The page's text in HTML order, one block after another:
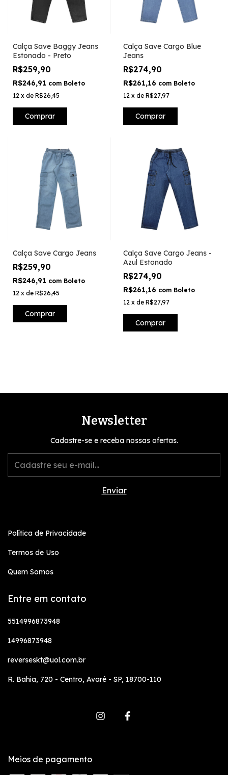
Calça Save Baggy Jeans
Estonado - Preto
R$259,90
R$246,91 com Boleto
12 x de R$26,45
Comprar
Calça Save Cargo Blue
Jeans
R$274,90
R$261,16 com Boleto
12 x de R$27,97
Comprar
Calça Save Cargo Jeans
R$259,90
R$246,91 com Boleto
12 x de R$26,45
Comprar
Calça Save Cargo Jeans -
Azul Estonado
R$274,90
R$261,16 com Boleto
12 x de R$27,97
Comprar
Newsletter
Cadastre-se e receba nossas ofertas.
Política de Privacidade
Termos de Uso
Quem Somos
Entre em contato
5514996873948
14996873948
reverseskt@uol.com.br
R. Bahia, 720 - Centro, Avaré - SP, 18700-110
Meios de pagamento